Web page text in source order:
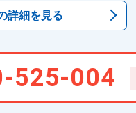
詳細を見る
525-004